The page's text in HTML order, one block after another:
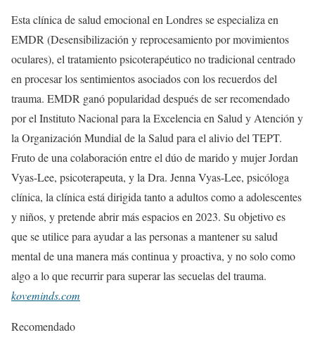
Esta clínica de salud emocional en Londres se especializa en
EMDR (Desensibilización y reprocesamiento por movimientos
oculares), el tratamiento psicoterapéutico no tradicional centrado
en procesar los sentimientos asociados con los recuerdos del
trauma. EMDR ganó popularidad después de ser recomendado
por el Instituto Nacional para la Excelencia en Salud y Atención y
la Organización Mundial de la Salud para el alivio del TEPT.
Fruto de una colaboración entre el dúo de marido y mujer Jordan
Vyas-Lee, psicoterapeuta, y la Dra. Jenna Vyas-Lee, psicóloga
clínica, la clínica está dirigida tanto a adultos como a adolescentes
y niños, y pretende abrir más espacios en 2023. Su objetivo es
que se utilice para ayudar a las personas a mantener su salud
mental de una manera más continua y proactiva, y no solo como
algo a lo que recurrir para superar las secuelas del trauma.
koveminds.com
Recomendado